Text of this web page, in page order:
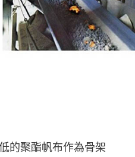
的聚酯帆布作為骨架